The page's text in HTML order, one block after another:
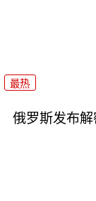
最热
俄罗斯发布